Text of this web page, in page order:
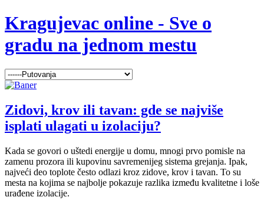
Kragujevac online - Sve o
gradu na jednom mestu
Zidovi, krov ili tavan: gde se najviše
isplati ulagati u izolaciju?
Kada se govori o uštedi energije u domu, mnogi prvo pomisle na
zamenu prozora ili kupovinu savremenijeg sistema grejanja. Ipak,
najveći deo toplote često odlazi kroz zidove, krov i tavan. To su
mesta na kojima se najbolje pokazuje razlika između kvalitetne i loše
urađene izolacije.